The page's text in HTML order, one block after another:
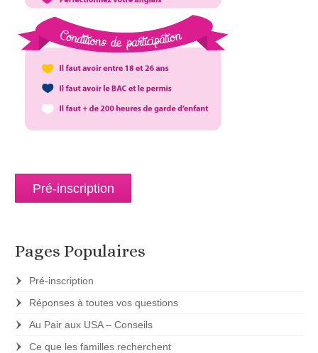
Pré-inscription
Pages Populaires
Pré-inscription
Réponses à toutes vos questions
Au Pair aux USA – Conseils
Ce que les familles recherchent